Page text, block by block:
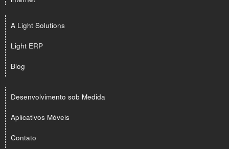
A Light Solutions
Light ERP
Blog
Desenvolvimento sob Medida
Aplicativos Móveis
Contato